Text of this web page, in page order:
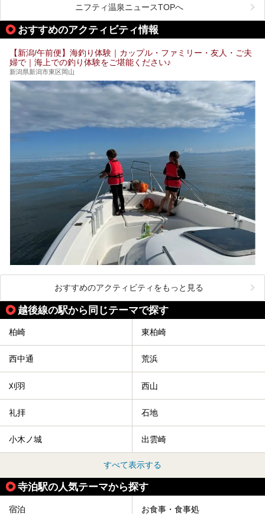
す。
この記事では、弥彦温泉の宿泊に最適なおすすめ宿や、日帰
り施設、グルメスポット、弥彦の自然を堪能できる観光スポ
ットをご紹介します。初めての弥彦温泉旅行を計画している
方に向けて、弥彦温泉の魅力を存分にお伝えしますので、ぜ
ひ参考にしてみてくださいね！
ニフティ温泉ニュースTOPへ
おすすめのアクティビティ情報
【新潟/午前便】海釣り体験｜カップル・ファミリー・友人・ご夫
婦で｜海上での釣り体験をご堪能ください♪
新潟県新潟市東区岡山
おすすめのアクティビティをもっと見る
越後線の駅から同じテーマで探す
柏崎 東柏崎
西中通 荒浜
刈羽 西山
礼拝 石地
小木ノ城 出雲崎
すべて表示する
寺泊駅の人気テーマから探す
宿泊 お食事・食事処